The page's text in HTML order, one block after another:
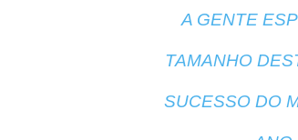
A GENTE
TAMANHO
SUCESSO DO